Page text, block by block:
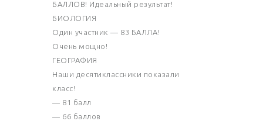
БАЛЛОВ! Идеальный результат!
БИОЛОГИЯ
Один участник — 83 БАЛЛА!
Очень мощно!
ГЕОГРАФИЯ
Наши десятиклассники показали
класс!
— 81 балл
— 66 баллов